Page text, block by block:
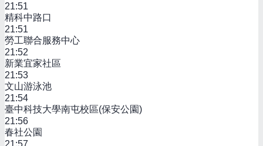
21:51
精科中路口
21:51
勞工聯合服務中心
21:52
新業宜家社區
21:53
文山游泳池
21:54
臺中科技大學南屯校區(保安公園)
21:56
春社公園
21:57